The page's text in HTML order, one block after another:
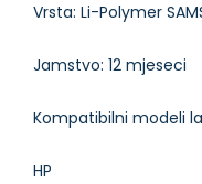
Vrsta: Li-Polymer
Jamstvo: 12 mjeseci
Kompatibilni modeli
HP